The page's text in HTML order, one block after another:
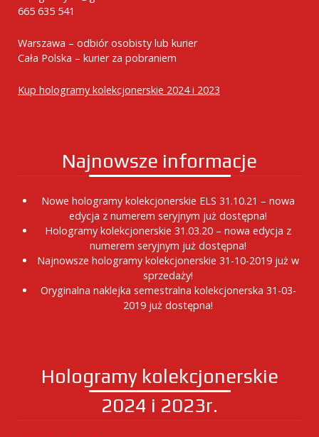
665 635 541
Warszawa – odbiór osobisty lub kurier
Cała Polska – kurier za pobraniem
Kup hologramy kolekcjonerskie 2024 i 2023
Najnowsze informacje
Nowe hologramy kolekcjonerskie ELS 31.10.21 – nowa
edycja z numerem seryjnym już dostępna!
Hologramy kolekcjonerskie 31.03.20 – nowa edycja z
numerem seryjnym już dostępna!
Najnowsze hologramy kolekcjonerskie 31-10-2019 już w
sprzedaży!
Oryginalna naklejka semestralna kolekcjonerska 31-03-
2019 już dostępna!
Hologramy kolekcjonerskie
2024 i 2023r.